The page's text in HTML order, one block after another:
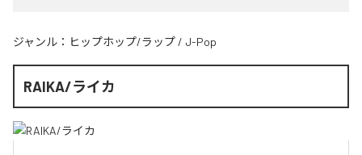
ジャンル： ヒップホップ/ラップ / J-Pop
RAIKA/ライカ